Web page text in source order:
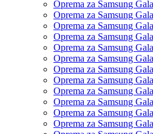
Oprema za Samsung
Oprema za Samsung
Oprema za Samsung
Oprema za Samsung
Oprema za Samsung
Oprema za Samsung
Oprema za Samsung
Oprema za Samsung
Oprema za Samsung
Oprema za Samsung
Oprema za Samsung
Oprema za Samsung